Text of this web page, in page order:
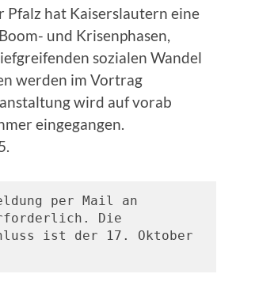
hat Kaiserslautern eine
und Krisenphasen,
sozialen Wandel
werden im Vortrag
wird auf vorab
eingegangen.
Die
ist der 17. Oktober